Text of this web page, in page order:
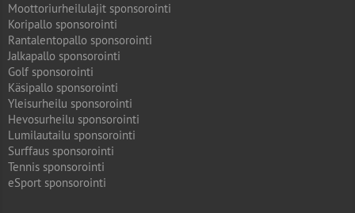
Moottoriurheilulajit sponsorointi
Koripallo sponsorointi
Rantalentopallo sponsorointi
Jalkapallo sponsorointi
Golf sponsorointi
Käsipallo sponsorointi
Yleisurheilu sponsorointi
Hevosurheilu sponsorointi
Lumilautailu sponsorointi
Surffaus sponsorointi
Tennis sponsorointi
eSport sponsorointi